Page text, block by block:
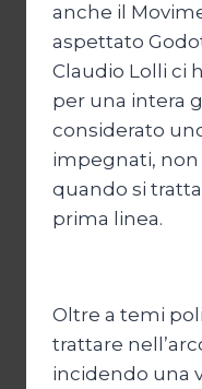
anche il
aspettato
Claudio Lolli ci
per una intera
considerato
impegnati, non
quando si
prima linea.
Oltre a temi
trattare
incidendo una